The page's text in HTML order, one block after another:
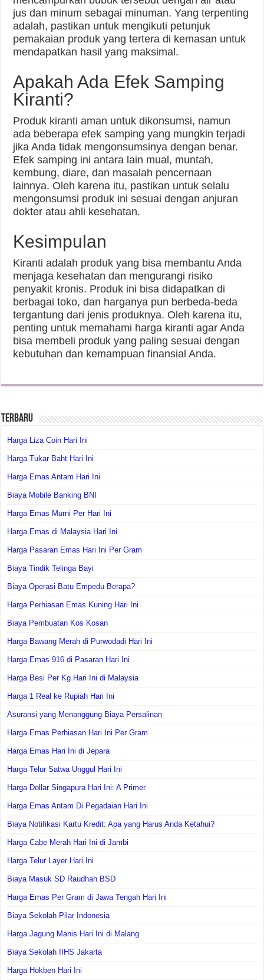
jus dan minum sebagai minuman. Yang terpenting
adalah, pastikan untuk mengikuti petunjuk
pemakaian produk yang tertera di kemasan untuk
mendapatkan hasil yang maksimal.
Apakah Ada Efek Samping
Kiranti?
Produk kiranti aman untuk dikonsumsi, namun
ada beberapa efek samping yang mungkin terjadi
jika Anda tidak mengonsumsinya dengan benar.
Efek samping ini antara lain mual, muntah,
kembung, diare, dan masalah pencernaan
lainnya. Oleh karena itu, pastikan untuk selalu
mengonsumsi produk ini sesuai dengan anjuran
dokter atau ahli kesehatan.
Kesimpulan
Kiranti adalah produk yang bisa membantu Anda
menjaga kesehatan dan mengurangi risiko
penyakit kronis. Produk ini bisa didapatkan di
berbagai toko, dan harganya pun berbeda-beda
tergantung dari jenis produknya. Oleh karena itu,
penting untuk memahami harga kiranti agar Anda
bisa membeli produk yang paling sesuai dengan
kebutuhan dan kemampuan finansial Anda.
Terbaru
Harga Liza Coin Hari Ini
Harga Tukar Baht Hari Ini
Harga Emas Antam Hari Ini
Biaya Mobile Banking BNI
Harga Emas Murni Per Hari Ini
Harga Emas di Malaysia Hari Ini
Harga Pasaran Emas Hari Ini Per Gram
Biaya Tindik Telinga Bayi
Biaya Operasi Batu Empedu Berapa?
Harga Perhiasan Emas Kuning Hari Ini
Biaya Pembuatan Kos Kosan
Harga Bawang Merah di Purwodadi Hari Ini
Harga Emas 916 di Pasaran Hari Ini
Harga Besi Per Kg Hari Ini di Malaysia
Harga 1 Real ke Rupiah Hari Ini
Asuransi yang Menanggung Biaya Persalinan
Harga Emas Perhiasan Hari Ini Per Gram
Harga Emas Hari Ini di Jepara
Harga Telur Satwa Unggul Hari Ini
Harga Dollar Singapura Hari Ini: A Primer
Harga Emas Antam Di Pegadaian Hari Ini
Biaya Notifikasi Kartu Kredit: Apa yang Harus Anda Ketahui?
Harga Cabe Merah Hari Ini di Jambi
Harga Telur Layer Hari Ini
Biaya Masuk SD Raudhah BSD
Harga Emas Per Gram di Jawa Tengah Hari Ini
Biaya Sekolah Pilar Indonesia
Harga Jagung Manis Hari Ini di Malang
Biaya Sekolah IIHS Jakarta
Harga Hokben Hari Ini